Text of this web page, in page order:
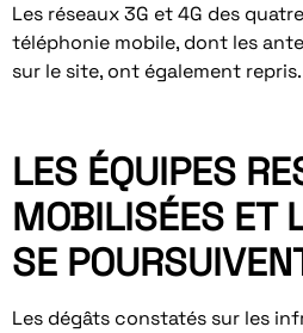
Les réseaux 3G et 4G des
téléphonie mobile, dont les
sur le site, ont également repris.
LES ÉQUIPES
MOBILISÉES ET
SE
Les dégâts constatés sur les